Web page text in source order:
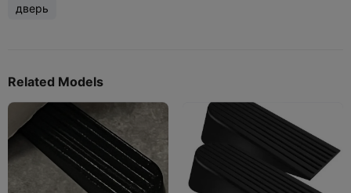
дверь
Related Models